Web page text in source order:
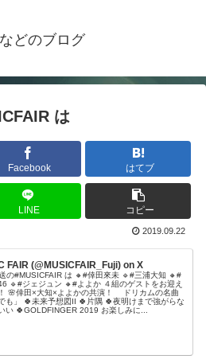
どのブログ
は
Facebook はてブ
LINE コピー
2019.09.22
FAIR (@MUSICFAIR_Fuji) on X
の#MUSICFAIR は 🔸#倖田來未 🔹#三浦大知 🔸#
🔹#ジェジュン 🔸#よよか ４組のゲストをお迎え
🌸倖田×大知×よよかの共演！ ドリカムの名曲
でも」 🍀未来予想図II 🍀片隅 🍀夜明けまで強がらな
い 🍀GOLDFINGER 2019 お楽しみに...